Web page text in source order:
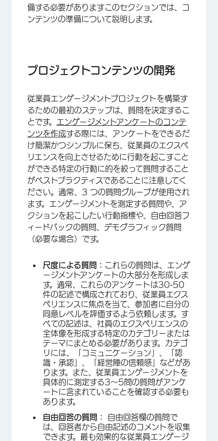
アンケートコミュニケーションの作成
FAQs
備する必要がありますこのセクションでは、コ
ンテンツの準備について説明します。
プロジェクトコンテンツの開発
従業員エンゲージメントプロジェクトを構築す
るための最初のステップは、質問を決定するこ
とです。
エンゲージメントアンケートのコンテ
ンツを作成する際には、アンケートをできるだ
け簡潔かつシンプルに保ち、従業員のエクスペ
リエンスを向上させるために行動を起こすこと
ができる特定の行動に的を絞って質問すること
がベストプラクティスであることに注意してく
ださい。通常、3 つの質問グループが使用され
ます。エンゲージメントを測定する質問や、ア
クションを起こしたい行動指標や、自由回答フ
ィードバックの質問、デモグラフィック質問
（必要な場合）です。
尺度による質問： これらの質問は、エンゲ
ージメントアンケートの大部分を形成しま
す。通常、これらのアンケートは30-50
件の記述で構成されており、従業員エクス
ペリエンスに焦点を当て、参加者に自分の
同意レベルを評価するよう依頼します。す
べての記述は、社員のエクスペリエンスの
全体像を形成する特定のカテゴリーまたは
テーマにまとめる必要があります。カテゴ
リには、「コミュニケーション」、「認
識・承認」、「経営陣の信頼感」などがあ
ります。また、従業員エンゲージメントを
具体的に測定する3～5問の質問がアンケ
ートに含まれていることを確認する必要も
あります。
自由回答の質問：
自由回答欄の質問で
は、回答者から自由記述のコメントを収集
できます。最も効果的な従業員エンゲージ